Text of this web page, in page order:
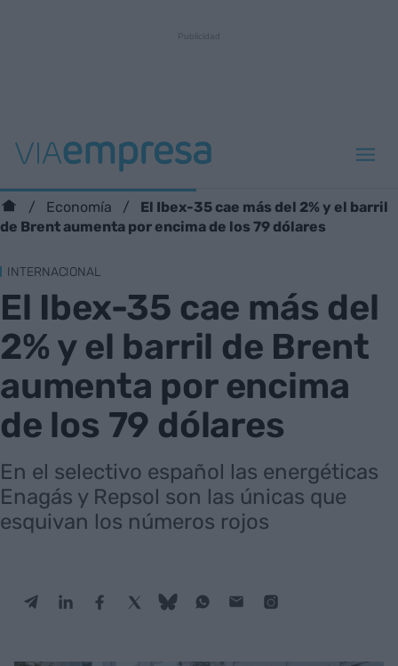
Economía
El Ibex-35 cae más del 2% y el barril
de Brent aumenta por encima de los 79 dólares
INTERNACIONAL
El Ibex-35 cae más del
2% y el barril de Brent
aumenta por encima
de los 79 dólares
En el selectivo español las energéticas
Enagás y Repsol son las únicas que
esquivan los números rojos